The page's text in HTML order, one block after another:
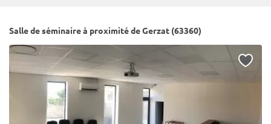
Salle de séminaire à proximité de Gerzat (63360)